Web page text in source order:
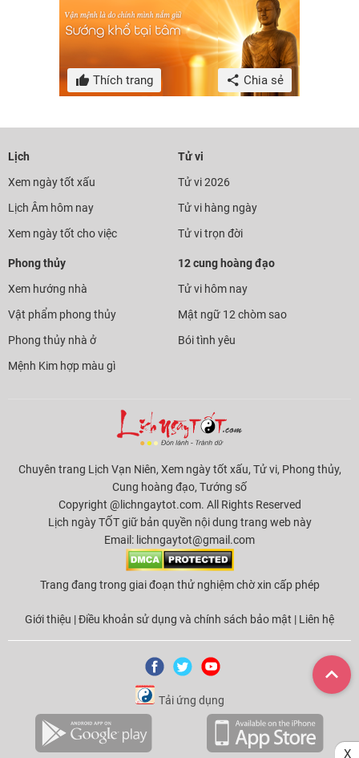
Thích trang Chia sẻ
Lịch
Xem ngày tốt xấu
Lịch Âm hôm nay
Xem ngày tốt cho việc
Tử vi
Tử vi 2026
Tử vi hàng ngày
Tử vi trọn đời
Phong thủy
Xem hướng nhà
Vật phẩm phong thủy
Phong thủy nhà ở
Mệnh Kim hợp màu gì
12 cung hoàng đạo
Tử vi hôm nay
Mật ngữ 12 chòm sao
Bói tình yêu
Chuyên trang Lịch Vạn Niên, Xem ngày tốt xấu, Tử vi, Phong thủy,
Cung hoàng đạo, Tướng số
Copyright @lichngaytot.com. All Rights Reserved
Lịch ngày TỐT giữ bản quyền nội dung trang web này
Email: lichngaytot@gmail.com
Trang đang trong giai đoạn thử nghiệm chờ xin cấp phép
Giới thiệu |Điều khoản sử dụng và chính sách bảo mật | Liên hệ
Tải ứng dụng
X